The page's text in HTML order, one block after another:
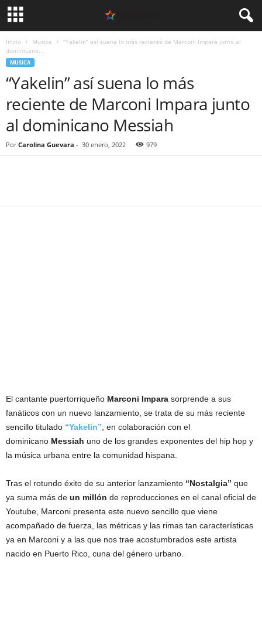
Inicio Musica
“Yakelin” así suena lo más reciente de Marconi Impara junto al
dominicano...
MUSICA
“Yakelin” así suena lo más
reciente de Marconi Impara junto
al dominicano Messiah
Por Carolina Guevara - 30 enero, 2022 979
El cantante puertorriqueño Marconi Impara sorprende a sus
fanáticos con un nuevo lanzamiento, se trata de su más reciente
sencillo titulado “Yakelin”, en colaboración con el
dominicano Messiah uno de los grandes exponentes del hip hop y
la música urbana entre la comunidad hispana.
Tras el rotundo éxito de su anterior lanzamiento “Nostalgia” que
ya suma más de un millón de reproducciones en el canal oficial de
Youtube, Marconi presenta este nuevo sencillo que viene
acompañado de fuerza, las métricas y las rimas tan características
ya en Marconi y a las que nos trae acostumbrados este artista
nacido en Puerto Rico, cuna del género urbano.